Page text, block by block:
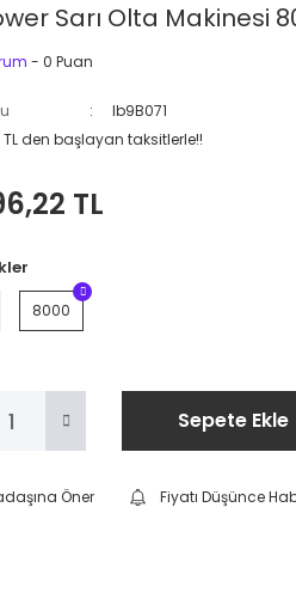
Sarı Olta Makinesi
- 0 Puan
lb9B071
TL den başlayan taksitlerle!!
TL
8000
Sepete Ekle
Öner Fiyatı Düşünce